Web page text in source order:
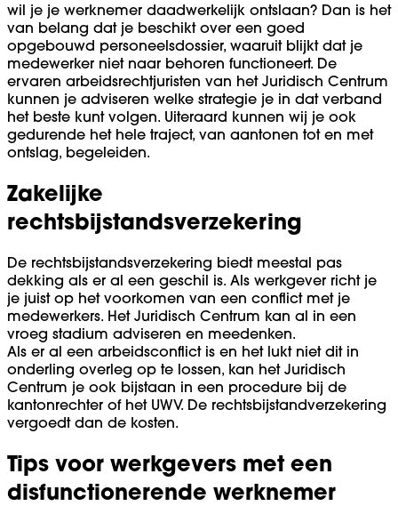
wil je je werknemer daadwerkelijk ontslaan? Dan is het
van belang dat je beschikt over een goed
opgebouwd personeelsdossier, waaruit blijkt dat je
medewerker niet naar behoren functioneert. De
ervaren arbeidsrechtjuristen van het Juridisch Centrum
kunnen je adviseren welke strategie je in dat verband
het beste kunt volgen. Uiteraard kunnen wij je ook
gedurende het hele traject, van aantonen tot en met
ontslag, begeleiden.
Zakelijke
rechtsbijstandsverzekering
De rechtsbijstandsverzekering biedt meestal pas
dekking als er al een geschil is. Als werkgever richt je
je juist op het voorkomen van een conflict met je
medewerkers. Het Juridisch Centrum kan al in een
vroeg stadium adviseren en meedenken.
Als er al een arbeidsconflict is en het lukt niet dit in
onderling overleg op te lossen, kan het Juridisch
Centrum je ook bijstaan in een procedure bij de
kantonrechter of het UWV. De rechtsbijstandverzekering
vergoedt dan de kosten.
Tips voor werkgevers met een
disfunctionerende werknemer